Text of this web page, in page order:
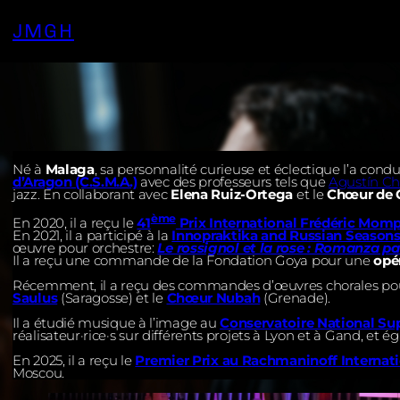
JMGH
Né à Malaga, sa personnalité curieuse et éclectique l’a
d’Aragon (C.S.M.A.)avec des professeurs tels queAgustín
jazz. En collaborant avec Elena Ruiz-Ortega et leChœur de
En 2020, il a reçu le41èmePrix International Frédéric
En 2021, il a participé à la Innopraktika and Russian
œuvre pour orchestre:Le rossignol et la rose : Romanza
Il a reçu une commande de la Fondation Goya pour une
Récemment, il a reçu des commandes d’œuvres chorales
Saulus(Saragosse) et le Chœur Nubah(Grenade).
Il a étudié musique à l’image auConservatoire National
réalisateur·rice·s sur différents projets à Lyon et à Gand, et
En 2025, il a reçu le Premier Prix au Rachmaninoff
Moscou.